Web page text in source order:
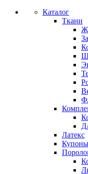
Каталог
Ткани
Латекс
Купоны